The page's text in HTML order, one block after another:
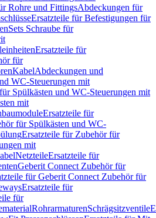
Rohre und FittingsAbdeckungen für
Ersatzteile für Befestigungen für
Sets Schraube für
Ersatzteile für
für
KabelAbdeckungen und
WC-Steuerungen mit
Spülkästen und WC-Steuerungen mit
mit
Ersatzteile für
für Spülkästen und WC-
Ersatzteile für Zubehör für
mit
NetzteileErsatzteile für
Geberit Connect Zubehör für
für Geberit Connect Zubehör für
Ersatzteile für
für
RohrarmaturenSchrägsitzventile